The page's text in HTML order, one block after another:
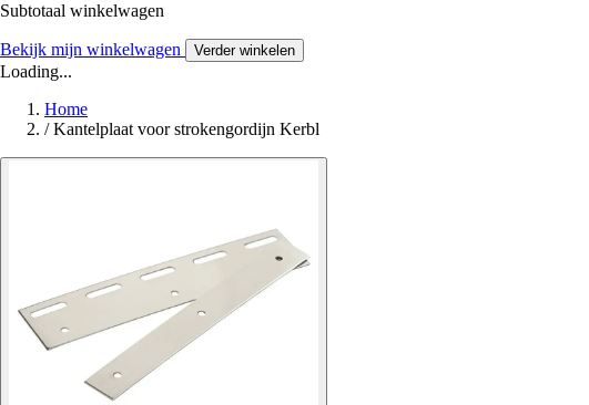
Subtotaal winkelwagen
Bekijk mijn winkelwagen Verder winkelen
Loading...
Home
/ Kantelplaat voor strokengordijn Kerbl